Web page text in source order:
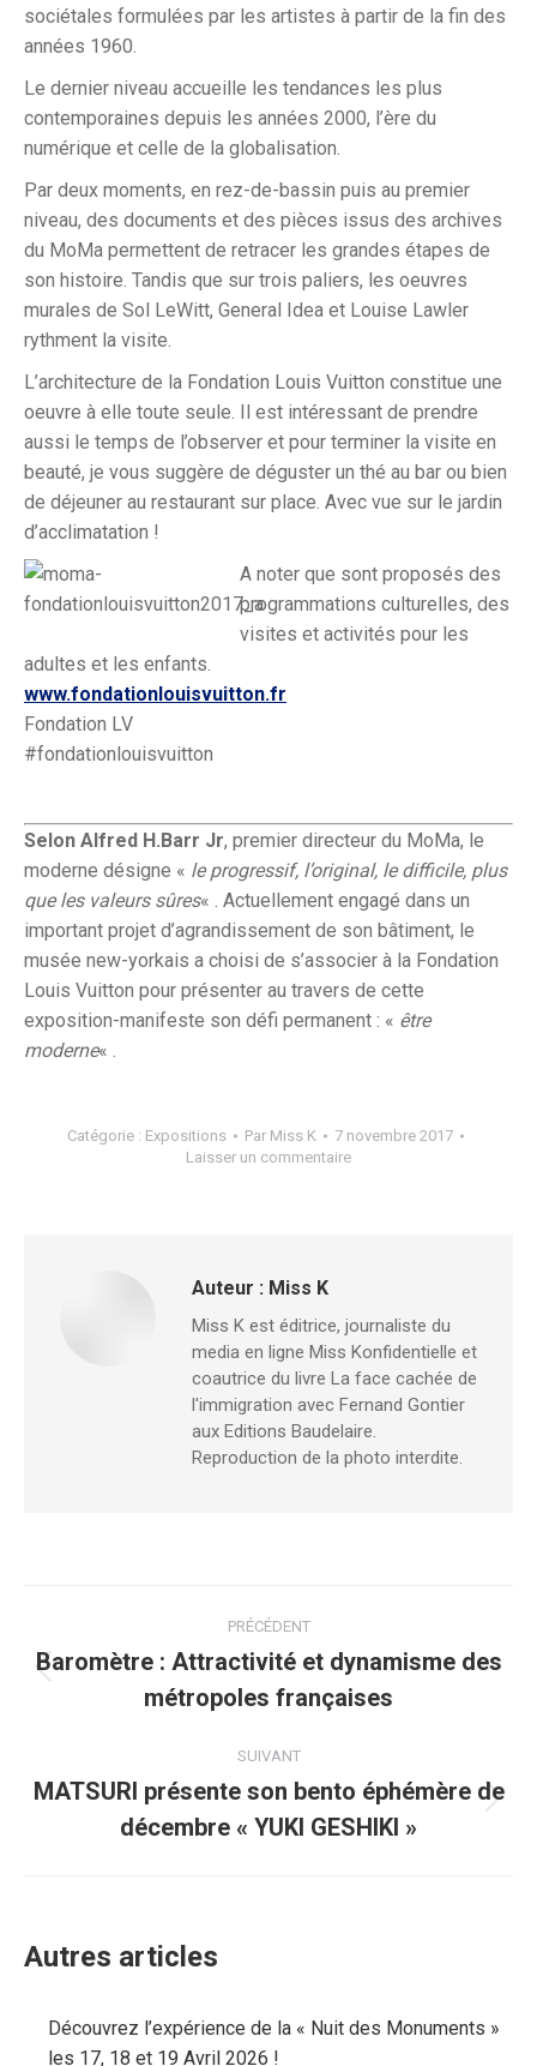
sociétales formulées par les artistes à partir de la fin des
années 1960.
Le dernier niveau accueille les tendances les plus
contemporaines depuis les années 2000, l’ère du
numérique et celle de la globalisation.
Par deux moments, en rez-de-bassin puis au premier
niveau, des documents et des pièces issus des archives
du MoMa permettent de retracer les grandes étapes de
son histoire. Tandis que sur trois paliers, les oeuvres
murales de Sol LeWitt, General Idea et Louise Lawler
rythment la visite.
L’architecture de la Fondation Louis Vuitton constitue une
oeuvre à elle toute seule. Il est intéressant de prendre
aussi le temps de l’observer et pour terminer la visite en
beauté, je vous suggère de déguster un thé au bar ou bien
de déjeuner au restaurant sur place. Avec vue sur le jardin
d’acclimatation !
A noter que sont proposés des
programmations culturelles, des
visites et activités pour les
adultes et les enfants.
www.fondationlouisvuitton.fr
Fondation LV
#fondationlouisvuitton
Selon Alfred H.Barr Jr, premier directeur du MoMa, le
moderne désigne « le progressif, l’original, le difficile, plus
que les valeurs sûres« . Actuellement engagé dans un
important projet d’agrandissement de son bâtiment, le
musée new-yorkais a choisi de s’associer à la Fondation
Louis Vuitton pour présenter au travers de cette
exposition-manifeste son défi permanent : « être
moderne« .
Catégorie : Expositions Par Miss K
7 novembre 2017
Laisser un commentaire
Auteur : Miss K
Miss K est éditrice, journaliste du
media en ligne Miss Konfidentielle et
coautrice du livre La face cachée de
l'immigration avec Fernand Gontier
aux Editions Baudelaire.
Reproduction de la photo interdite.
article
PRÉCÉDENT
précédent
Baromètre : Attractivité et dynamisme des
métropoles françaises
SUIVANT
suivant
MATSURI présente son bento éphémère de
décembre « YUKI GESHIKI »
Autres articles
Découvrez l’expérience de la « Nuit des Monuments »
les 17, 18 et 19 Avril 2026 !